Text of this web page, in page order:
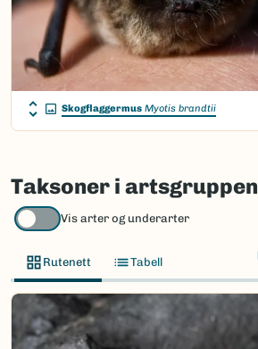
Skogflaggermus Myotis brandtii
Taksoner i artsgruppen
Vis arter og underarter
Rutenett Tabell